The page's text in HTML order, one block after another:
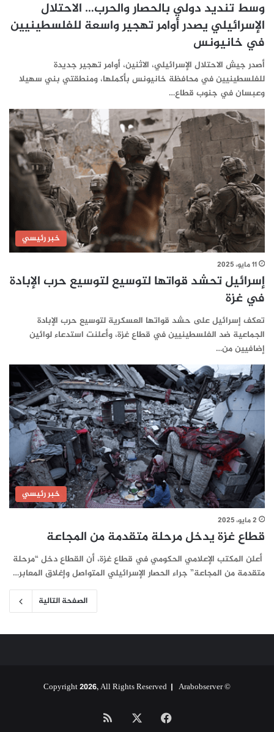
وسط تنديد دولي بالحصار والحرب… الاحتلال
الإسرائيلي يصدر أوامر تهجير واسعة للفلسطينيين
في خانيونس
أصدر جيش الاحتلال الإسرائيلي، الاثنين، أوامر تهجير جديدة
للفلسطينيين في محافظة خانيونس بأكملها، ومنطقتي بني سهيلا
وعبسان في جنوب قطاع…
خبر رئيسي
11 مايو، 2025
إسرائيل تحشد قواتها لتوسيع لتوسيع حرب الإبادة
في غزة
تعكف إسرائيل على حشد قواتها العسكرية لتوسيع حرب الإبادة
الجماعية ضد الفلسطينيين في قطاع غزة، وأعلنت استدعاء لوائين
إضافيين من…
خبر رئيسي
2 مايو، 2025
قطاع غزة يدخل مرحلة متقدمة من المجاعة
أعلن المكتب الإعلامي الحكومي في قطاع غزة، أن القطاع دخل “مرحلة
متقدمة من المجاعة” جراء الحصار الإسرائيلي المتواصل وإغلاق المعابر…
الصفحة التالية
© Copyright 2026, All Rights Reserved |
Arabobserver
فيسبوك